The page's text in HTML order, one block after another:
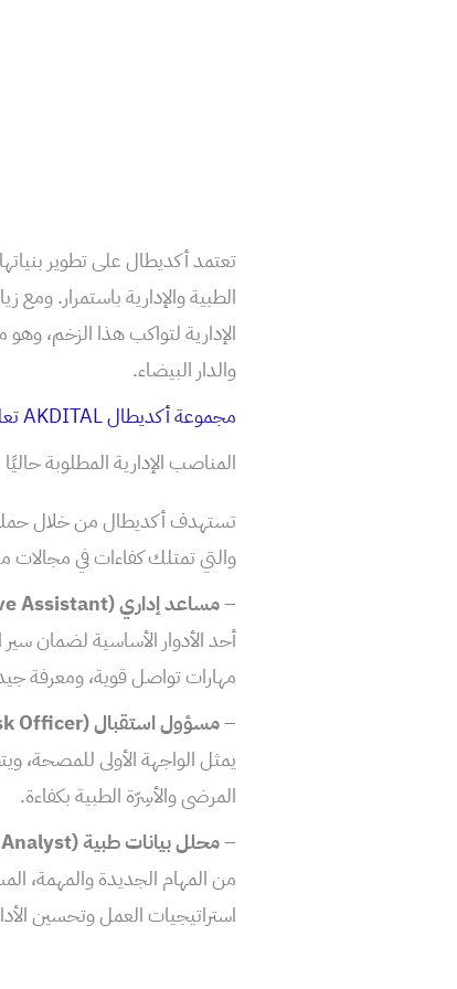
تعتمد أكديطال على تطوير
الطبية والإدارية باستمرار.
الإدارية لتواكب هذا الزخم،
والدار البيضاء.
مجموعة أكديطال AKDITAL تعلن عن تنظيم يوم لتوظيف عدة مناصب في مجموعة مدن
المناصب الإدارية المطلوبة حاليًا
تستهدف أكديطال من خلال حملة
والتي تمتلك كفاءات في مجالات
–مساعد إداري (Administrative Assistant)
أحد الأدوار الأساسية لضمان
مهارات تواصل قوية، ومعرفة
–مسؤول استقبال (Front Desk Officer)
يمثل الواجهة الأولى
المرضى والأسِرّة الطبية بكفاءة.
–محلل بيانات طبية (Medical Data Analyst)
من المهام الجديدة والمهمة،
استراتيجيات العمل وتحسين